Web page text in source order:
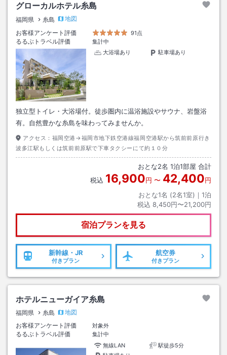
グローカルホテル糸島
福岡県 糸島
地図
お客様アンケート評価
91点
るるぶトラベル評価
集計中
大浴場あり
駐車場あり
独立型トイレ・大浴場付。徒歩圏内に温浴施設やサウナ、岩盤浴
有。自然豊かな糸島を味わってみませんか。
アクセス： 福岡空港→福岡市地下鉄空港線福岡空港駅から筑前前原行き
波多江駅もしくは筑前前原駅で下車タクシーにて約１０分
おとな2名 1泊1部屋 合計
税込 16,900円 〜 42,400円
おとな1名 (2名1室)｜ 1泊
税込 8,450円〜21,200円
宿泊プランを見る
新幹線・JR
付きプラン
航空券
付きプラン
ホテルニューガイア糸島
福岡県 糸島
地図
お客様アンケート評価
対象外
るるぶトラベル評価
集計中
無線LAN
駅徒歩5分